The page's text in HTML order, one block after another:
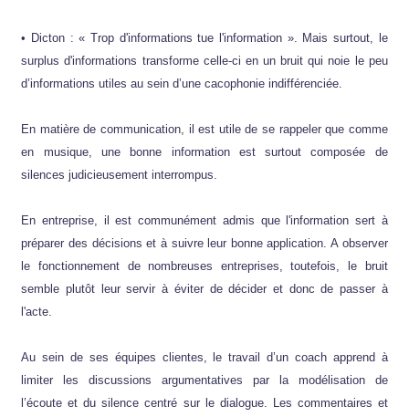
• Dicton : « Trop d'informations tue l'information ». Mais surtout, le
surplus d'informations transforme celle-ci en un bruit qui noie le peu
d’informations utiles au sein d’une cacophonie indifférenciée.
En matière de communication, il est utile de se rappeler que comme
en musique, une bonne information est surtout composée de
silences judicieusement interrompus.
En entreprise, il est communément admis que l'information sert à
préparer des décisions et à suivre leur bonne application. A observer
le fonctionnement de nombreuses entreprises, toutefois, le bruit
semble plutôt leur servir à éviter de décider et donc de passer à
l'acte.
Au sein de ses équipes clientes, le travail d’un coach apprend à
limiter les discussions argumentatives par la modélisation de
l’écoute et du silence centré sur le dialogue. Les commentaires et